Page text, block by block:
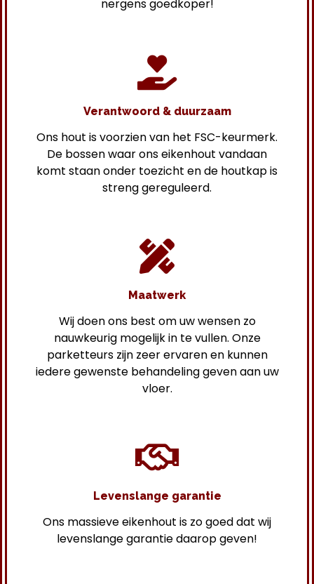
nergens goedkoper!
Verantwoord & duurzaam
Ons hout is voorzien van het FSC-keurmerk.
De bossen waar ons eikenhout vandaan
komt staan onder toezicht en de houtkap is
streng gereguleerd.
Maatwerk
Wij doen ons best om uw wensen zo
nauwkeurig mogelijk in te vullen. Onze
parketteurs zijn zeer ervaren en kunnen
iedere gewenste behandeling geven aan uw
vloer.
Levenslange garantie
Ons massieve eikenhout is zo goed dat wij
levenslange garantie daarop geven!